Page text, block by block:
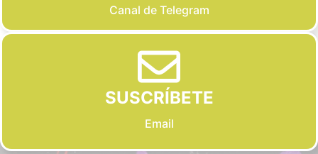
Canal de Telegram
SUSCRÍBETE
Email